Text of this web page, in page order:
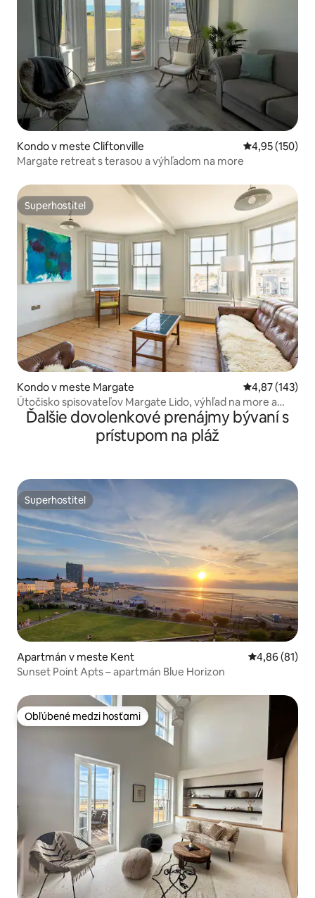
Kondo v meste Cliftonville Priemerné
4,95 (150)
Margate retreat s terasou a výhľadom na more
Superhostiteľ
Superhostiteľ
Kondo v meste Margate Priemerné
4,87 (143)
Útočisko spisovateľov Margate Lido, výhľad na more a
západ slnka
Ďalšie dovolenkové prenájmy bývaní s
prístupom na pláž
Superhostiteľ
Superhostiteľ
Apartmán v meste Kent Priemerné
4,86 (81)
Sunset Point Apts – apartmán Blue Horizon
Obľúbené medzi hosťami
Obľúbené medzi hosťami